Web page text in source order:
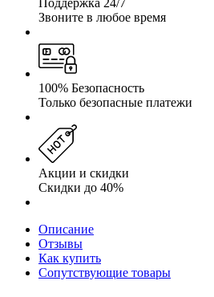
Поддержка 24/7
Звоните в любое время
100% Безопасность
Только безопасные платежи
Акции и скидки
Скидки до 40%
Описание
Отзывы
Как купить
Сопутствующие товары